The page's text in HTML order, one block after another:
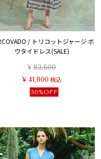
/ トリコットジャージ ボ
ウタイドレス(SALE)
¥83,600
¥ 41,800 税込
50%OFF